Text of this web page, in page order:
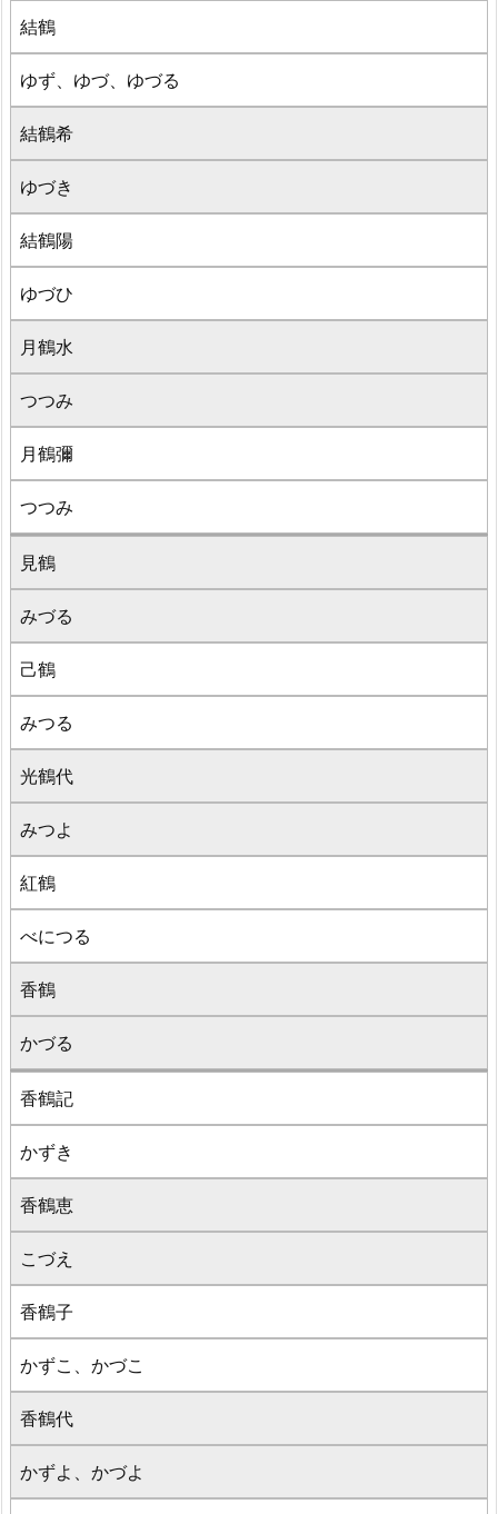
結鶴
ゆず、ゆづ、ゆづる
結鶴希
ゆづき
結鶴陽
ゆづひ
月鶴水
つつみ
月鶴彌
つつみ
見鶴
みづる
己鶴
みつる
光鶴代
みつよ
紅鶴
べにつる
香鶴
かづる
香鶴記
かずき
香鶴恵
こづえ
香鶴子
かずこ、かづこ
香鶴代
かずよ、かづよ